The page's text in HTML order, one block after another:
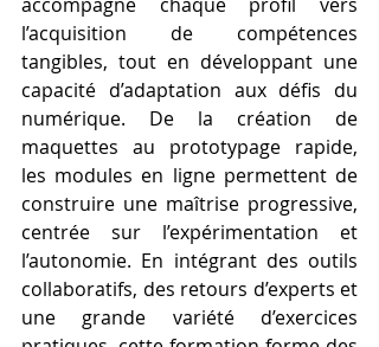
l’acquisition de compétences
tangibles, tout en développant une
capacité d’adaptation aux défis du
numérique. De la création de
maquettes au prototypage rapide,
les modules en ligne permettent de
construire une maîtrise progressive,
centrée sur l’expérimentation et
l’autonomie. En intégrant des outils
collaboratifs, des retours d’experts et
une grande variété d’exercices